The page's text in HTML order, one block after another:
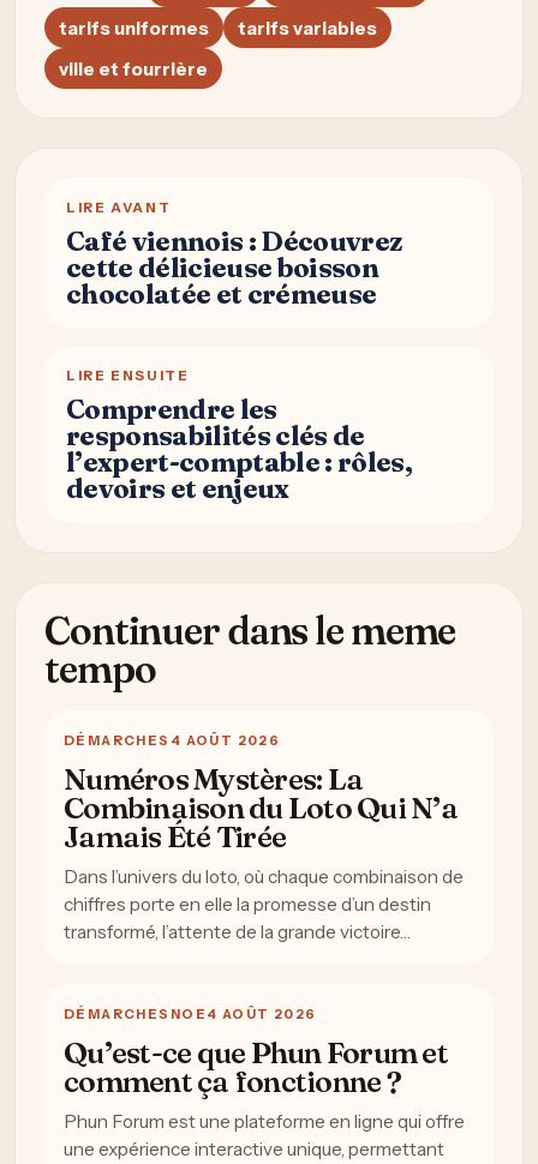
tarifs uniformes
tarifs variables
ville et fourrière
LIRE AVANT
Café viennois : Découvrez
cette délicieuse boisson
chocolatée et crémeuse
LIRE ENSUITE
Comprendre les
responsabilités clés de
l’expert-comptable : rôles,
devoirs et enjeux
Continuer dans le meme
tempo
DÉMARCHES 4 AOÛT 2026
Numéros Mystères: La
Combinaison du Loto Qui N’a
Jamais Été Tirée
Dans l’univers du loto, où chaque combinaison de
chiffres porte en elle la promesse d’un destin
transformé, l’attente de la grande victoire…
DÉMARCHES NOE 4 AOÛT 2026
Qu’est-ce que Phun Forum et
comment ça fonctionne ?
Phun Forum est une plateforme en ligne qui offre
une expérience interactive unique, permettant